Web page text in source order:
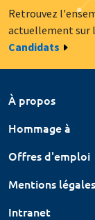
Retrouvez
actuellement sur
Candidats
À propos
Hommage à
Offres d'emploi
Mentions légales
Intranet